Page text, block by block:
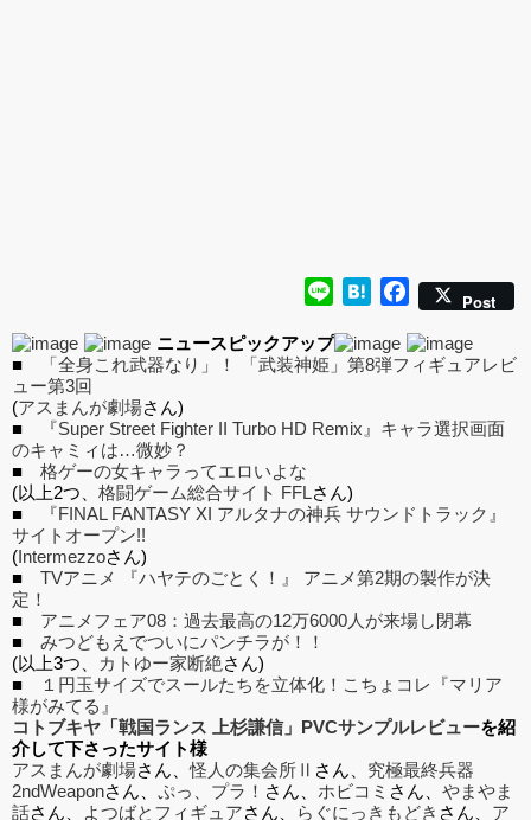
Line HatenaFacebook
Post
ニュースピックアップ
■
「全身これ武器なり」！ 「武装神姫」第8弾フィギュアレビ
ュー第3回
(アスまんが劇場さん)
■
『Super Street Fighter II Turbo HD Remix』キャラ選択画面
のキャミィは…微妙？
■ 格ゲーの女キャラってエロいよな
(以上2つ、 格闘ゲーム総合サイト FFLさん)
■
『FINAL FANTASY XI アルタナの神兵 サウンドトラック』
サイトオープン!!
(Intermezzoさん)
■ TVアニメ 『ハヤテのごとく！』 アニメ第2期の製作が決
定！
■ アニメフェア08：過去最高の12万6000人が来場し閉幕
■ みつどもえでついにパンチラが！！
(以上3つ、
カトゆー家断絶 さん)
■
１円玉サイズでスールたちを立体化！こちょコレ『マリア
様がみてる』
コトブキヤ「戦国ランス 上杉謙信」PVCサンプルレビューを紹
介して下さったサイト様
アスまんが劇場さん、怪人の集会所Ⅱ さん、 究極最終兵器
2ndWeaponさん、 ぷっ、プラ！ さん、 ホビコミ さん、 やまやま
話さん、 よつばとフィギュアさん、 らぐにっきもどき さん、 ア